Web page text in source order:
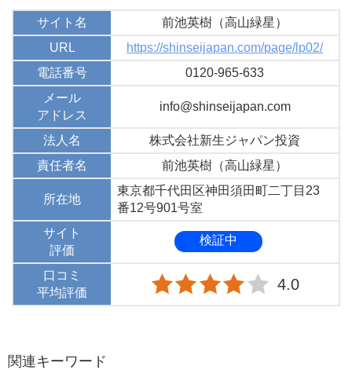
サイト名
前池英樹（高山緑星）
URL
https://shinseijapan.com/page/lp02/
電話番号
0120-965-633
メール
アドレス
info@shinseijapan.com
法人名
株式会社新生ジャパン投資
責任者名
前池英樹（高山緑星）
所在地
東京都千代田区神田須田町二丁目23
番12号901号室
サイト
評価
検証中
口コミ
平均評価
4.0
関連キーワード